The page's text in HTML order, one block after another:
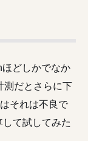
どしかでなか
測だとさらに下
それは不良で
て試してみた